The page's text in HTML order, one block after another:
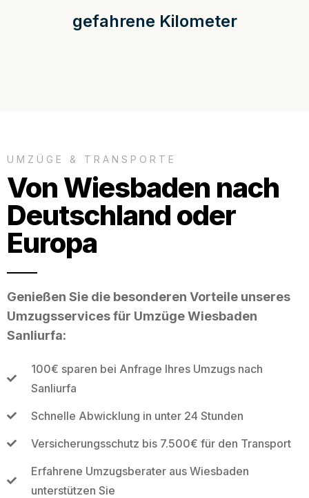
gefahrene Kilometer
UMZÜGE & TRANSPORTE
Von Wiesbaden nach
Deutschland oder
Europa
Genießen Sie die besonderen Vorteile unseres
Umzugsservices für Umzüge Wiesbaden
Sanliurfa:
100€ sparen bei Anfrage Ihres Umzugs nach
Sanliurfa
Schnelle Abwicklung in unter 24 Stunden
Versicherungsschutz bis 7.500€ für den Transport
Erfahrene Umzugsberater aus Wiesbaden
unterstützen Sie